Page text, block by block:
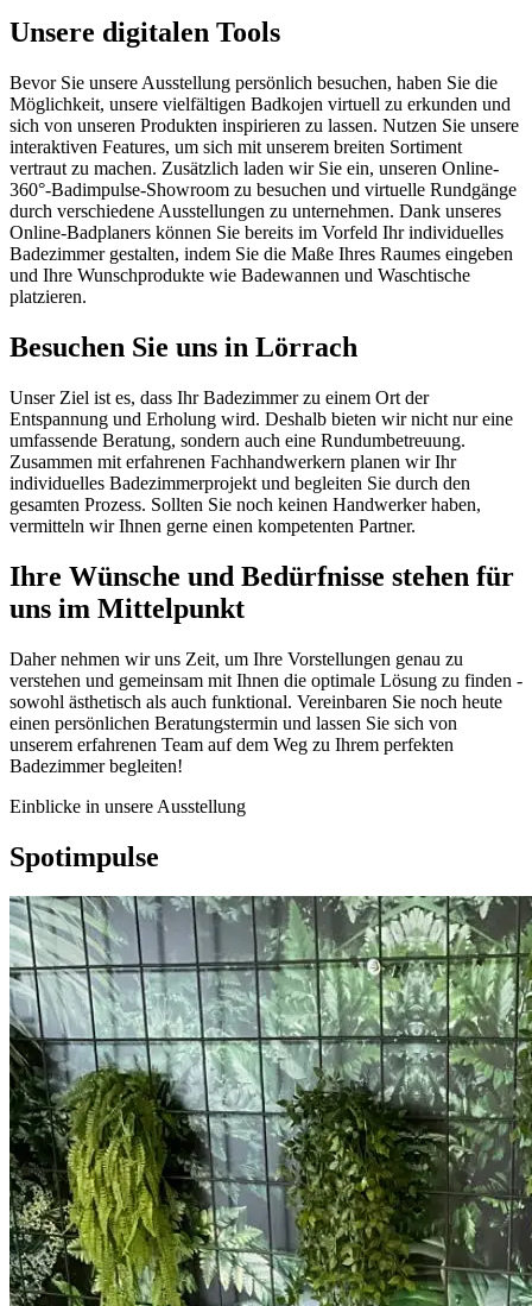
Unsere digitalen Tools
Bevor Sie unsere Ausstellung persönlich besuchen, haben Sie die
Möglichkeit, unsere vielfältigen Badkojen virtuell zu erkunden und
sich von unseren Produkten inspirieren zu lassen. Nutzen Sie unsere
interaktiven Features, um sich mit unserem breiten Sortiment
vertraut zu machen. Zusätzlich laden wir Sie ein, unseren Online-
360°-Badimpulse-Showroom zu besuchen und virtuelle Rundgänge
durch verschiedene Ausstellungen zu unternehmen. Dank unseres
Online-Badplaners können Sie bereits im Vorfeld Ihr individuelles
Badezimmer gestalten, indem Sie die Maße Ihres Raumes eingeben
und Ihre Wunschprodukte wie Badewannen und Waschtische
platzieren.
Besuchen Sie uns in Lörrach
Unser Ziel ist es, dass Ihr Badezimmer zu einem Ort der
Entspannung und Erholung wird. Deshalb bieten wir nicht nur eine
umfassende Beratung, sondern auch eine Rundumbetreuung.
Zusammen mit erfahrenen Fachhandwerkern planen wir Ihr
individuelles Badezimmerprojekt und begleiten Sie durch den
gesamten Prozess. Sollten Sie noch keinen Handwerker haben,
vermitteln wir Ihnen gerne einen kompetenten Partner.
Ihre Wünsche und Bedürfnisse stehen für
uns im Mittelpunkt
Daher nehmen wir uns Zeit, um Ihre Vorstellungen genau zu
verstehen und gemeinsam mit Ihnen die optimale Lösung zu finden -
sowohl ästhetisch als auch funktional. Vereinbaren Sie noch heute
einen persönlichen Beratungstermin und lassen Sie sich von
unserem erfahrenen Team auf dem Weg zu Ihrem perfekten
Badezimmer begleiten!
Einblicke in unsere Ausstellung
Spotimpulse